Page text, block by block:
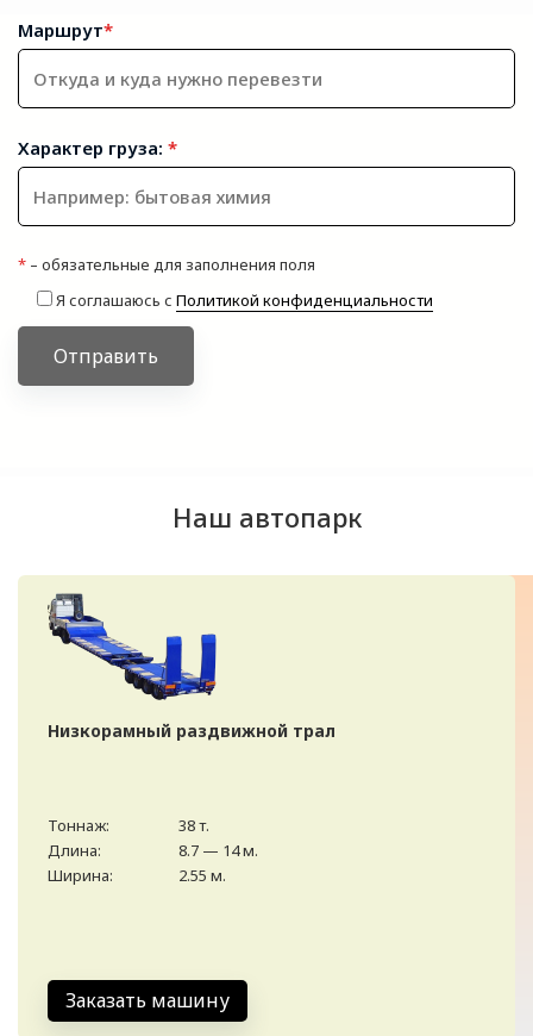
Маршрут*
Характер груза: *
* – обязательные для заполнения поля
Я соглашаюсь с Политикой конфиденциальности
Отправить
Наш автопарк
Низкорамный раздвижной трал
Тоннаж:
38 т.
Длина:
8.7 — 14 м.
Ширина:
2.55 м.
Заказать машину